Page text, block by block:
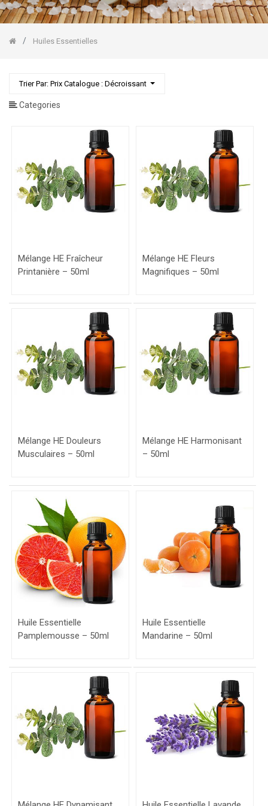
Huiles Essentielles
Trier Par: Prix Catalogue : Décroissant
Categories
Pin
Sylvestre
Lavande
fine
HE
Pamplemousse
Gommages
Corps/Visage
Mélange HE Fraîcheur
Printanière – 50ml
Mélange HE Fleurs
Magnifiques – 50ml
Mélange HE Douleurs
Musculaires – 50ml
Mélange HE Harmonisant
– 50ml
Huile Essentielle
Pamplemousse – 50ml
Huile Essentielle
Mandarine – 50ml